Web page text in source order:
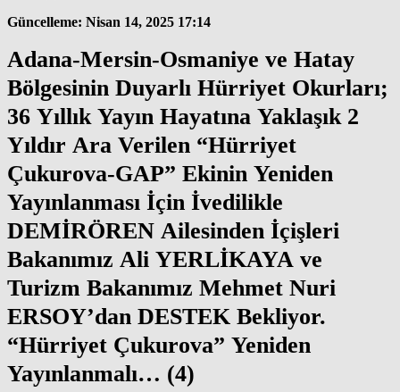
Güncelleme: Nisan 14, 2025 17:14
Adana-Mersin-Osmaniye ve Hatay
Bölgesinin Duyarlı Hürriyet Okurları;
36 Yıllık Yayın Hayatına Yaklaşık 2
Yıldır Ara Verilen “Hürriyet
Çukurova-GAP” Ekinin Yeniden
Yayınlanması İçin İvedilikle
DEMİRÖREN Ailesinden İçişleri
Bakanımız Ali YERLİKAYA ve
Turizm Bakanımız Mehmet Nuri
ERSOY’dan DESTEK Bekliyor.
“Hürriyet Çukurova” Yeniden
Yayınlanmalı… (4)